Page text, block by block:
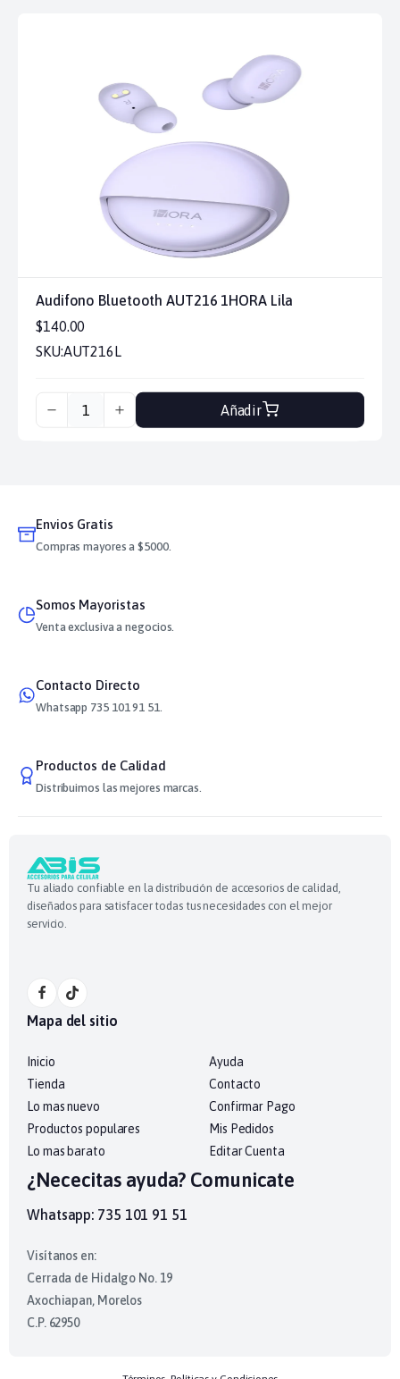
Audifono Bluetooth AUT216 1HORA Lila
$140.00
SKU:AUT216L
Añadir
Envios Gratis
Compras mayores a $5000.
Somos Mayoristas
Venta exclusiva a negocios.
Contacto Directo
Whatsapp 735 101 91 51.
Productos de Calidad
Distribuimos las mejores marcas.
Tu aliado confiable en la distribución de accesorios de calidad,
diseñados para satisfacer todas tus necesidades con el mejor
servicio.
Mapa del sitio
Inicio
Tienda
Lo mas nuevo
Productos populares
Lo mas barato
Ayuda
Contacto
Confirmar Pago
Mis Pedidos
Editar Cuenta
¿Nececitas ayuda? Comunicate
Whatsapp: 735 101 91 51
Visítanos en:
Cerrada de Hidalgo No. 19
Axochiapan, Morelos
C.P. 62950